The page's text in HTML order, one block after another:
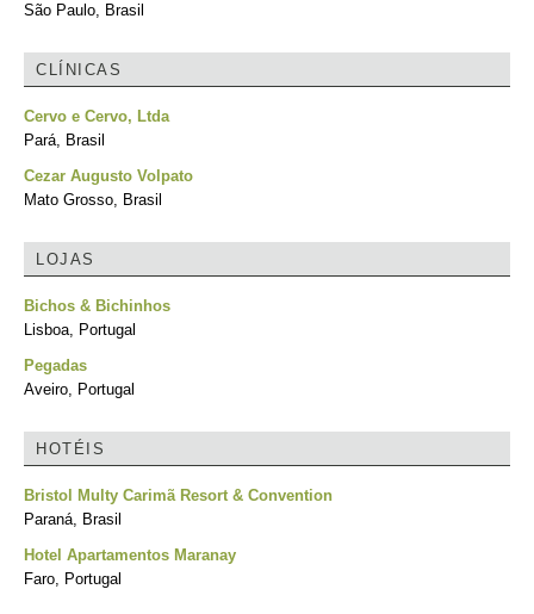
São Paulo, Brasil
CLÍNICAS
Cervo e Cervo, Ltda
Pará, Brasil
Cezar Augusto Volpato
Mato Grosso, Brasil
LOJAS
Bichos & Bichinhos
Lisboa, Portugal
Pegadas
Aveiro, Portugal
HOTÉIS
Bristol Multy Carimã Resort & Convention
Paraná, Brasil
Hotel Apartamentos Maranay
Faro, Portugal